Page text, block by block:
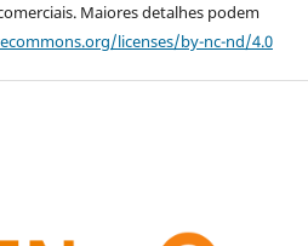
Maiores detalhes podem
licenses/by-nc-nd/4.0